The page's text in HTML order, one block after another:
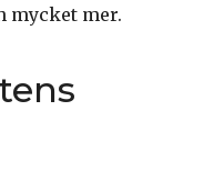
mycket mer.